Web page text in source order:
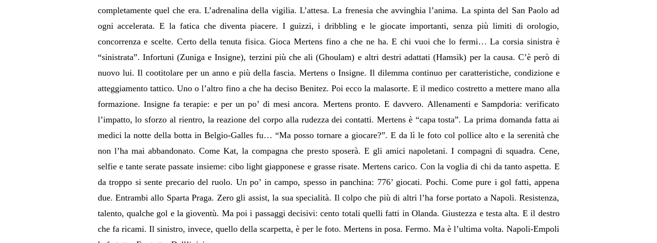
completamente quel che era. L’adrenalina della vigilia. L’attesa. La frenesia che avvinghia l’anima. La spinta del San Paolo ad
ogni accelerata. E la fatica che diventa piacere. I guizzi, i dribbling e le giocate importanti, senza più limiti di orologio,
concorrenza e scelte. Certo della tenuta fisica. Gioca Mertens fino a che ne ha. E chi vuoi che lo fermi… La corsia sinistra è
“sinistrata”. Infortuni (Zuniga e Insigne), terzini più che ali (Ghoulam) e altri destri adattati (Hamsik) per la causa. C’è però di
nuovo lui. Il cootitolare per un anno e più della fascia. Mertens o Insigne. Il dilemma continuo per caratteristiche, condizione e
atteggiamento tattico. Uno o l’altro fino a che ha deciso Benitez. Poi ecco la malasorte. E il medico costretto a mettere mano alla
formazione. Insigne fa terapie: e per un po’ di mesi ancora. Mertens pronto. E davvero. Allenamenti e Sampdoria: verificato
l’impatto, lo sforzo al rientro, la reazione del corpo alla rudezza dei contatti. Mertens è “capa tosta”. La prima domanda fatta ai
medici la notte della botta in Belgio-Galles fu… “Ma posso tornare a giocare?”. E da lì le foto col pollice alto e la serenità che
non l’ha mai abbandonato. Come Kat, la compagna che presto sposerà. E gli amici napoletani. I compagni di squadra. Cene,
selfie e tante serate passate insieme: cibo light giapponese e grasse risate. Mertens carico. Con la voglia di chi da tanto aspetta. E
da troppo si sente precario del ruolo. Un po’ in campo, spesso in panchina: 776’ giocati. Pochi. Come pure i gol fatti, appena
due. Entrambi allo Sparta Praga. Zero gli assist, la sua specialità. Il colpo che più di altri l’ha forse portato a Napoli. Resistenza,
talento, qualche gol e la gioventù. Ma poi i passaggi decisivi: cento totali quelli fatti in Olanda. Giustezza e testa alta. E il destro
che fa ricami. Il sinistro, invece, quello della scarpetta, è per le foto. Mertens in posa. Fermo. Ma è l’ultima volta. Napoli-Empoli